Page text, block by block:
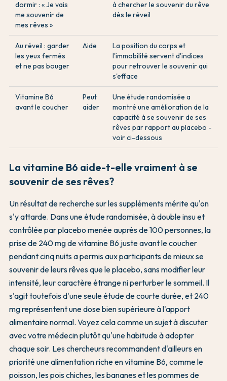
dormir : « Je vais
me souvenir de
mes rêves »
à chercher le souvenir du rêve
dès le réveil
Au réveil : garder
les yeux fermés
et ne pas bouger
Aide
La position du corps et
l'immobilité servent d'indices
pour retrouver le souvenir qui
s'efface
Vitamine B6
avant le coucher
Peut
aider
Une étude randomisée a
montré une amélioration de la
capacité à se souvenir de ses
rêves par rapport au placebo -
voir ci-dessous
La vitamine B6 aide-t-elle vraiment à se
souvenir de ses rêves?
Un résultat de recherche sur les suppléments mérite qu'on
s'y attarde. Dans une étude randomisée, à double insu et
contrôlée par placebo menée auprès de 100 personnes, la
prise de 240 mg de vitamine B6 juste avant le coucher
pendant cinq nuits a permis aux participants de mieux se
souvenir de leurs rêves que le placebo, sans modifier leur
intensité, leur caractère étrange ni perturber le sommeil. Il
s'agit toutefois d'une seule étude de courte durée, et 240
mg représentent une dose bien supérieure à l'apport
alimentaire normal. Voyez cela comme un sujet à discuter
avec votre médecin plutôt qu'une habitude à adopter
chaque soir. Les chercheurs recommandent d'ailleurs en
priorité une alimentation riche en vitamine B6, comme le
poisson, les pois chiches, les bananes et les pommes de